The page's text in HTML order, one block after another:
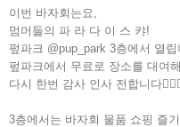
이번 바자회는요,
멈머들의 파 라 다 이 스 캬!
펖파크 @pup_park 3층에서 열립
펖파크에서 무료로 장소를 대여
다시 한번 감사 인사 전합니다
3층에서는 바자회 물품 쇼핑 즐기